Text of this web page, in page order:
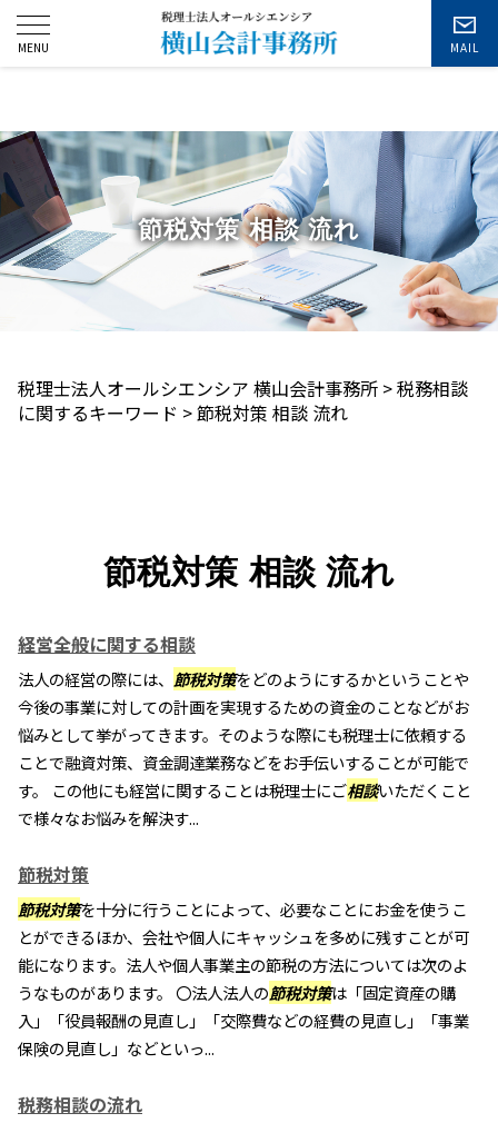
お問い合わせ
節税対策 相談 流れ
税理士法人オールシエンシア 横山会計事務所 >税務相談
に関するキーワード >節税対策 相談 流れ
節税対策 相談 流れ
経営全般に関する相談
法人の経営の際には、 節税対策をどのようにするかということや
今後の事業に対しての計画を実現するための資金のことなどがお
悩みとして挙がってきます。そのような際にも税理士に依頼する
ことで融資対策、資金調達業務などをお手伝いすることが可能で
す。 この他にも経営に関することは税理士にご相談いただくこと
で様々なお悩みを解決す...
節税対策
節税対策を十分に行うことによって、必要なことにお金を使うこ
とができるほか、会社や個人にキャッシュを多めに残すことが可
能になります。法人や個人事業主の節税の方法については次のよ
うなものがあります。 〇法人法人の節税対策は「固定資産の購
入」「役員報酬の見直し」「交際費などの経費の見直し」「事業
保険の見直し」などといっ...
税務相談の流れ